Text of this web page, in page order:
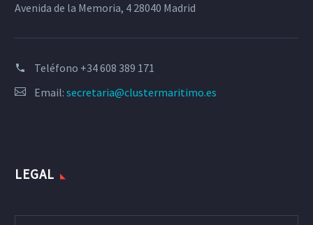
Avenida de la Memoria, 4 28040 Madrid
Teléfono +34 608 389 171
Email: secretaria@clustermaritimo.es
LEGAL